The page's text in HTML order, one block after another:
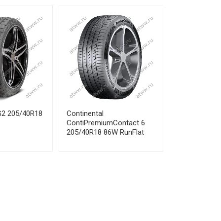
19 690 ₽
18 960 ₽
24 940 ₽
205/40R18
Continental
ContiPremiumContact 6
205/40R18 86W RunFlat